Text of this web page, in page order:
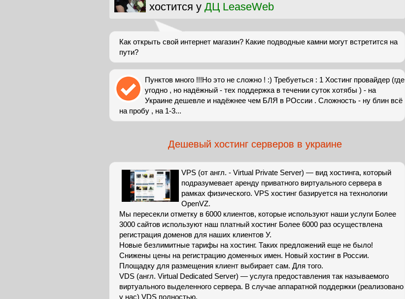
хостится у ДЦ LeaseWeb
Как открыть свой интернет магазин? Какие подводные камни могут встретится на
пути?
Пунктов много !!!Но это не сложно ! :) Требуеться : 1 Хостинг провайдер (где
угодно , но надёжный - тех поддержка в течении суток хотябы ) - на
Украине дешевле и надёжнее чем БЛЯ в РОссии . Сложность - ну блин всё
на пробу , на 1-3...
Дешевый хостинг серверов в украине
VPS (от англ. - Virtual Private Server) — вид хостинга, который
подразумевает аренду приватного виртуального сервера в
рамках физического. VPS хостинг базируется на технологии
OpenVZ.
Мы пересекли отметку в 6000 клиентов, которые используют наши услуги Более
3000 сайтов используют наш платный хостинг Более 6000 раз осуществлена
регистрация доменов для наших клиентов У.
Новые безлимитные тарифы на хостинг. Таких предложений еще не было!
Снижены цены на регистрацию доменных имен. Новый хостинг в России.
Площадку для размещения клиент выбирает сам. Для того.
VDS (англ. Virtual Dedicated Server) — услуга предоставления так называемого
виртуального выделенного сервера. В случае аппаратной поддержки (реализовано
у нас) VDS полностью.